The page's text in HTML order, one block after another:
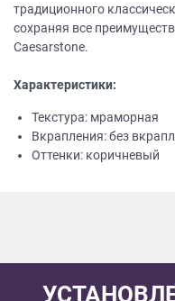
традиционного
сохраняя все
Caesarstone.
Характеристики:
Текстура: мраморная
Вкрапления: без
Оттенки: коричневый